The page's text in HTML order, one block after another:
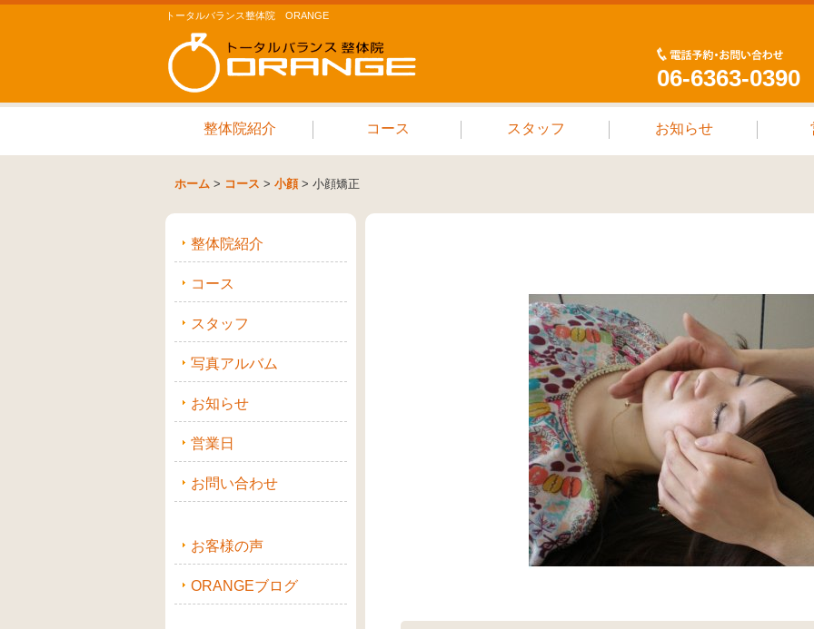
トータルバランス整体院 ORANGE
06-6363-0390
整体院紹介 コース スタッフ お知らせ
ホーム > コース > 小顔 > 小顔矯正
整体院紹介
コース
スタッフ
写真アルバム
お知らせ
営業日
お問い合わせ
お客様の声
ORANGEブログ